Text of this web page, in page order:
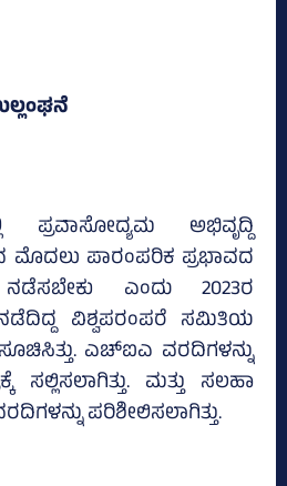
ಪ್ರವಾಸೋದ್ಯಮ ಅಭಿವೃದ್ದಿ
ಮೊದಲು ಪಾರಂಪರಿಕ ಪ್ರಭಾವದ
ಎಂದು 2023ರ
ವಿಶ್ವಪರಂಪರೆ ಸಮಿತಿಯ
ಎಚ್‌ಐಎ ವರದಿಗಳನ್ನು
ಸಲ್ಲಿಸಲಾಗಿತ್ತು. ಮತ್ತು ಸಲಹಾ
ಪರಿಶೀಲಿಸಲಾಗಿತ್ತು.